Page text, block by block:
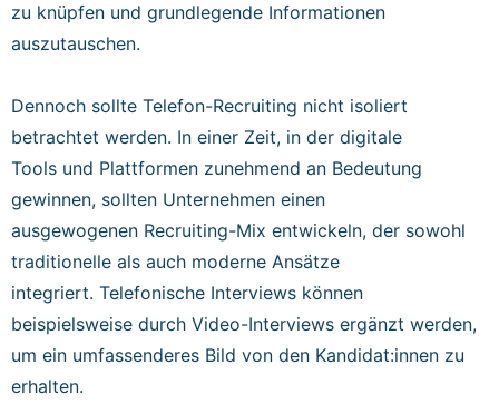
zu knüpfen und grundlegende Informationen
auszutauschen.
Dennoch sollte Telefon-Recruiting nicht isoliert
betrachtet werden. In einer Zeit, in der digitale
Tools und Plattformen zunehmend an Bedeutung
gewinnen, sollten Unternehmen einen
ausgewogenen Recruiting-Mix entwickeln, der sowohl
traditionelle als auch moderne Ansätze
integriert. Telefonische Interviews können
beispielsweise durch Video-Interviews ergänzt werden,
um ein umfassenderes Bild von den Kandidat:innen zu
erhalten.